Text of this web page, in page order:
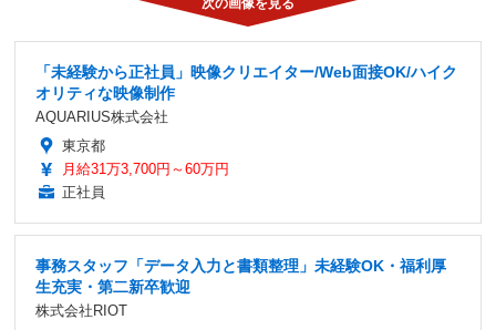
「未経験から正社員」映像クリエイター/Web面接OK/ハイク
オリティな映像制作
AQUARIUS株式会社
東京都
月給31万3,700円～60万円
正社員
事務スタッフ「データ入力と書類整理」未経験OK・福利厚
生充実・第二新卒歓迎
株式会社RIOT